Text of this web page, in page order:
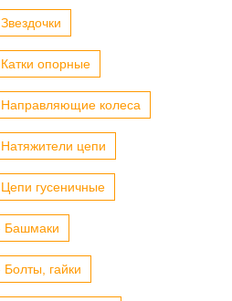
опорные
колеса
цепи
гусеничные
Башмаки
гайки